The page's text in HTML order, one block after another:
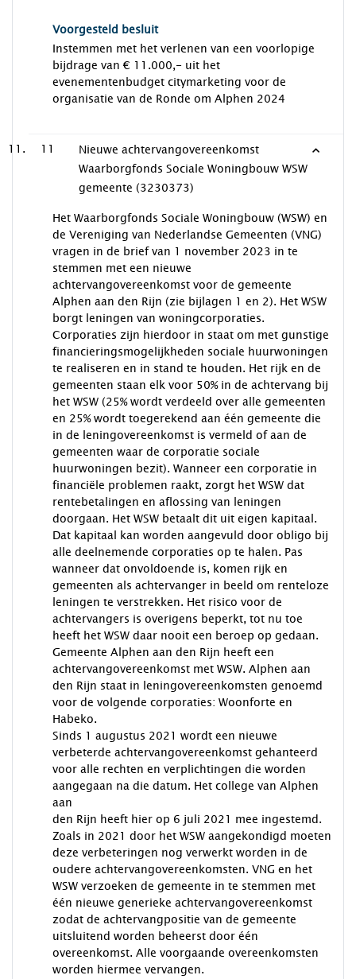
Voorgesteld besluit
Instemmen met het verlenen van een voorlopige
bijdrage van € 11.000,- uit het
evenementenbudget citymarketing voor de
organisatie van de Ronde om Alphen 2024
11
Nieuwe achtervangovereenkomst
Waarborgfonds Sociale Woningbouw WSW
gemeente (3230373)
Het Waarborgfonds Sociale Woningbouw (WSW) en
de Vereniging van Nederlandse Gemeenten (VNG)
vragen in de brief van 1 november 2023 in te
stemmen met een nieuwe
achtervangovereenkomst voor de gemeente
Alphen aan den Rijn (zie bijlagen 1 en 2). Het WSW
borgt leningen van woningcorporaties.
Corporaties zijn hierdoor in staat om met gunstige
financieringsmogelijkheden sociale huurwoningen
te realiseren en in stand te houden. Het rijk en de
gemeenten staan elk voor 50% in de achtervang bij
het WSW (25% wordt verdeeld over alle gemeenten
en 25% wordt toegerekend aan één gemeente die
in de leningovereenkomst is vermeld of aan de
gemeenten waar de corporatie sociale
huurwoningen bezit). Wanneer een corporatie in
financiële problemen raakt, zorgt het WSW dat
rentebetalingen en aflossing van leningen
doorgaan. Het WSW betaalt dit uit eigen kapitaal.
Dat kapitaal kan worden aangevuld door obligo bij
alle deelnemende corporaties op te halen. Pas
wanneer dat onvoldoende is, komen rijk en
gemeenten als achtervanger in beeld om renteloze
leningen te verstrekken. Het risico voor de
achtervangers is overigens beperkt, tot nu toe
heeft het WSW daar nooit een beroep op gedaan.
Gemeente Alphen aan den Rijn heeft een
achtervangovereenkomst met WSW. Alphen aan
den Rijn staat in leningovereenkomsten genoemd
voor de volgende corporaties: Woonforte en
Habeko.
Sinds 1 augustus 2021 wordt een nieuwe
verbeterde achtervangovereenkomst gehanteerd
voor alle rechten en verplichtingen die worden
aangegaan na die datum. Het college van Alphen
aan
den Rijn heeft hier op 6 juli 2021 mee ingestemd.
Zoals in 2021 door het WSW aangekondigd moeten
deze verbeteringen nog verwerkt worden in de
oudere achtervangovereenkomsten. VNG en het
WSW verzoeken de gemeente in te stemmen met
één nieuwe generieke achtervangovereenkomst
zodat de achtervangpositie van de gemeente
uitsluitend worden beheerst door één
overeenkomst. Alle voorgaande overeenkomsten
worden hiermee vervangen.